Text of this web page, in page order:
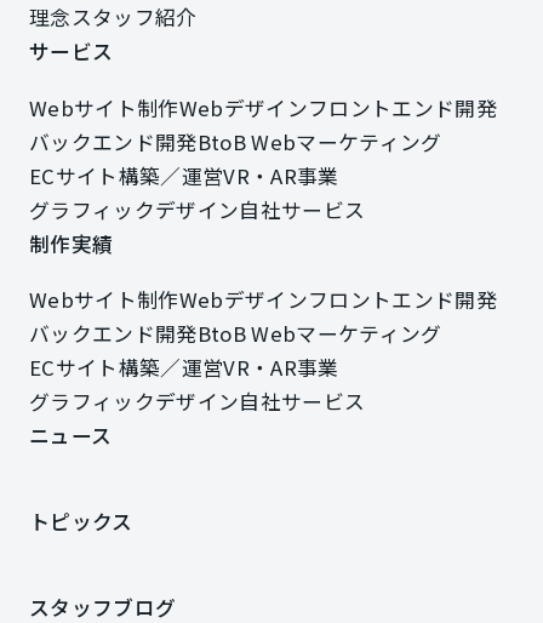
理念
理念
スタッフ紹介
スタッフ紹介
サービス
Webサイト制作
Webサイト制作
Webデザイン
Webデザイン
フロントエンド開発
フロントエンド開発
バックエンド開発
バックエンド開発
BtoB Webマーケティング
BtoB Webマーケティング
ECサイト構築／運営
ECサイト構築／運営
VR・AR事業
VR・AR事業
グラフィックデザイン
グラフィックデザイン
自社サービス
制作実績
Webサイト制作
Webサイト制作
Webデザイン
Webデザイン
フロントエンド開発
フロントエンド開発
バックエンド開発
バックエンド開発
BtoB Webマーケティング
BtoB Webマーケティング
ECサイト構築／運営
ECサイト構築／運営
VR・AR事業
VR・AR事業
グラフィックデザイン
グラフィックデザイン
自社サービス
ニュース
トピックス
スタッフブログ